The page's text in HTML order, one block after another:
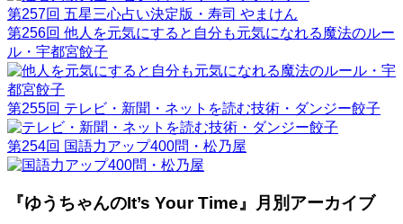
第257回 五星三心占い決定版・寿司 やまけん
第256回 他人を元気にすると自分も元気になれる魔法のルー
ル・宇都宮餃子
第255回 テレビ・新聞・ネットを読む技術・ダンジー餃子
第254回 国語力アップ400問・松乃屋
『ゆうちゃんのIt’s Your Time』月別アーカイブ